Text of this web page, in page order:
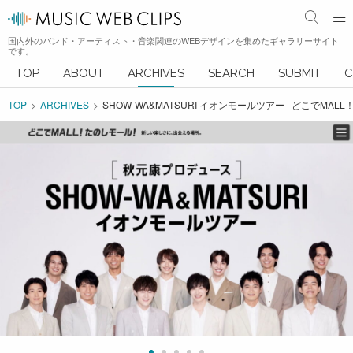
国内外のバンド・アーティスト・音楽関連のWEBデザインを集めたギャラリーサイト
です。
TOP ABOUT ARCHIVES SEARCH SUBMIT
TOP ARCHIVES SHOW-WA&MATSURI イオンモールツアー | どこでMALL